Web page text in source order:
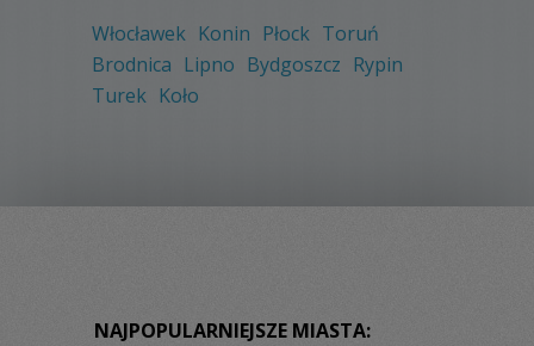
Włocławek Konin Płock Toruń
Brodnica Lipno Bydgoszcz Rypin
Turek Koło
NAJPOPULARNIEJSZE MIASTA: